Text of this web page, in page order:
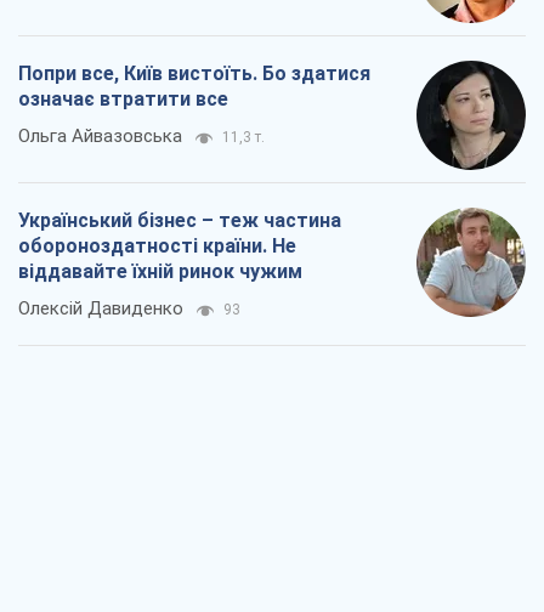
Попри все, Київ вистоїть. Бо здатися
означає втратити все
Ольга Айвазовська 11,3 т.
Український бізнес – теж частина
обороноздатності країни. Не
віддавайте їхній ринок чужим
Олексій Давиденко 93